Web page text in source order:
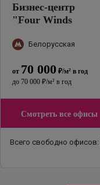
Бизнес-центр
"Four Winds
Белорусская
от 70 000 ₽/м² в год
до 70 000 ₽/м² в год
Смотреть все офисы
Всего свободно офисов: